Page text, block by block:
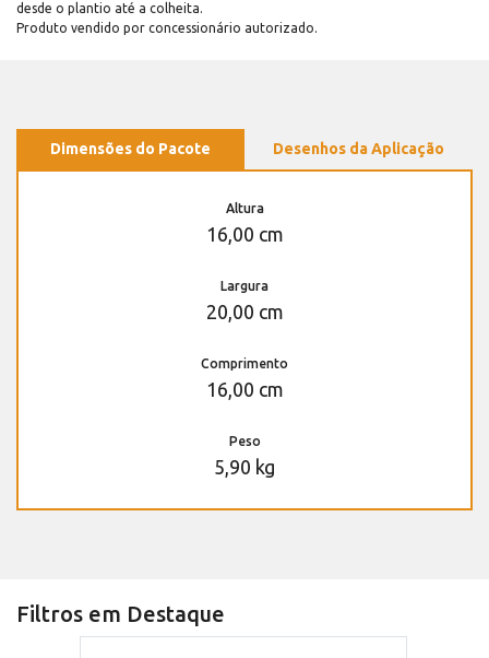
desde o plantio até a colheita.
Produto vendido por concessionário autorizado.
Dimensões do Pacote Desenhos da Aplicação
Altura
16,00 cm
Largura
20,00 cm
Comprimento
16,00 cm
Peso
5,90 kg
Filtros em Destaque